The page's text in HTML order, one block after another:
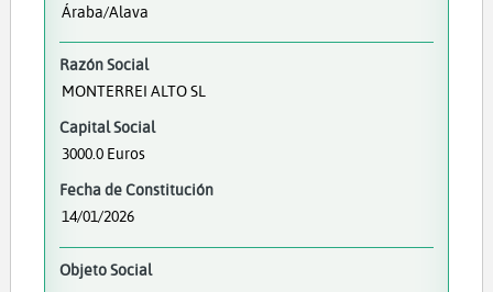
Áraba/Alava
Razón Social
MONTERREI ALTO SL
Capital Social
3000.0 Euros
Fecha de Constitución
14/01/2026
Objeto Social